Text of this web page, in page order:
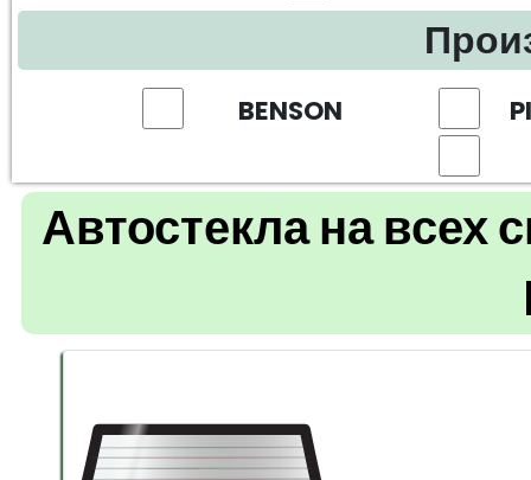
BENSON
Автостекла на всех